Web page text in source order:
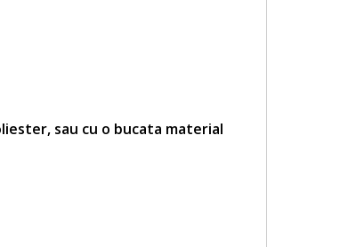
sau cu o bucata material